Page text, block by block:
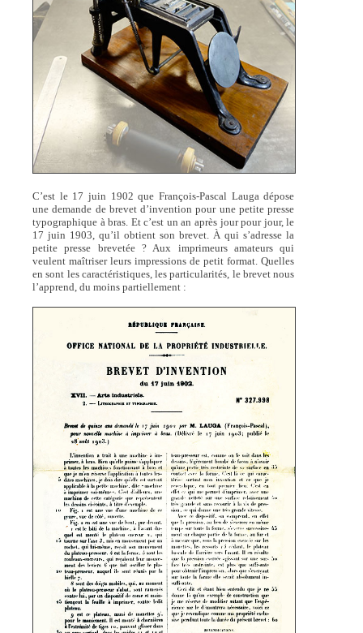
C’est le 17 juin 1902 que François-Pascal Lauga dépose
une demande de brevet d’invention pour une petite presse
typographique à bras. Et c’est un an après jour pour jour, le
17 juin 1903, qu’il obtient son brevet. À qui s’adresse la
petite presse brevetée ? Aux imprimeurs amateurs qui
veulent maîtriser leurs impressions de petit format. Quelles
en sont les caractéristiques, les particularités, le brevet nous
l’apprend, du moins partiellement :